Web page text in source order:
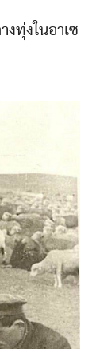
งทุ่งในอาเซ